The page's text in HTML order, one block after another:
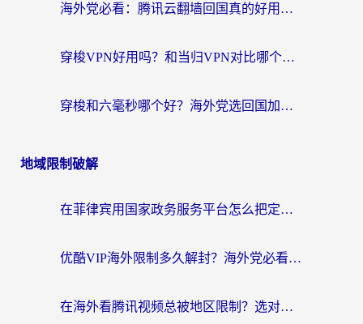
海外党必看：腾讯云翻墙回国真的好用吗？+ 3步选对回国加速器指南
穿梭VPN好用吗？和当归VPN对比哪个回国效果更好？海外党亲测实用指南
穿梭和六毫秒哪个好？海外党选回国加速器的避坑指南，附番茄加速器实测
地域限制破解
在菲律宾用国家政务服务平台怎么把定位修改到中国国内？3步解决+海外看剧听歌全攻略
优酷VIP海外限制多久解封？海外党必看的跨区难题一站式解决指南
在海外看腾讯视频总被地区限制？选对回国加速器，还能解决泰国政务网和蜻蜓FM卡顿问题